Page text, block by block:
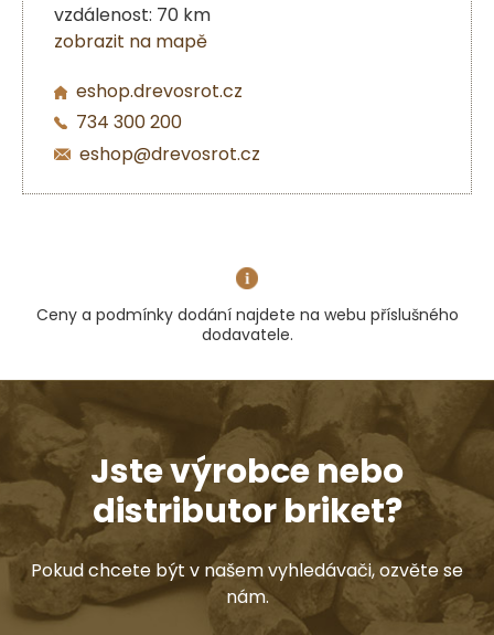
vzdálenost: 70 km
zobrazit na mapě
eshop.drevosrot.cz
734 300 200
eshop@drevosrot.cz
Ceny a podmínky dodání najdete na webu příslušného
dodavatele.
Jste výrobce nebo
distributor briket?
Pokud chcete být v našem vyhledávači, ozvěte se
nám.